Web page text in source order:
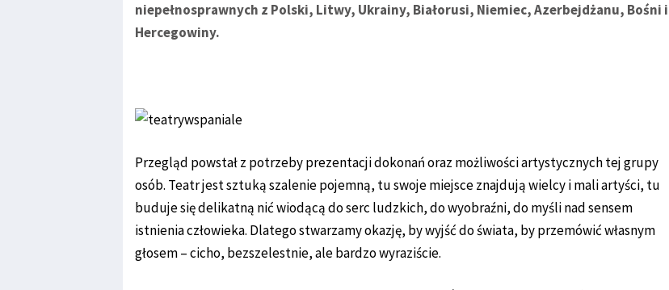
niepełnosprawnych z Polski, Litwy, Ukrainy, Białorusi, Niemiec, Azerbejdżanu, Bośni i
Hercegowiny.
Przegląd powstał z potrzeby prezentacji dokonań oraz możliwości artystycznych tej grupy
osób. Teatr jest sztuką szalenie pojemną, tu swoje miejsce znajdują wielcy i mali artyści, tu
buduje się delikatną nić wiodącą do serc ludzkich, do wyobraźni, do myśli nad sensem
istnienia człowieka. Dlatego stwarzamy okazję, by wyjść do świata, by przemówić własnym
głosem – cicho, bezszelestnie, ale bardzo wyraziście.